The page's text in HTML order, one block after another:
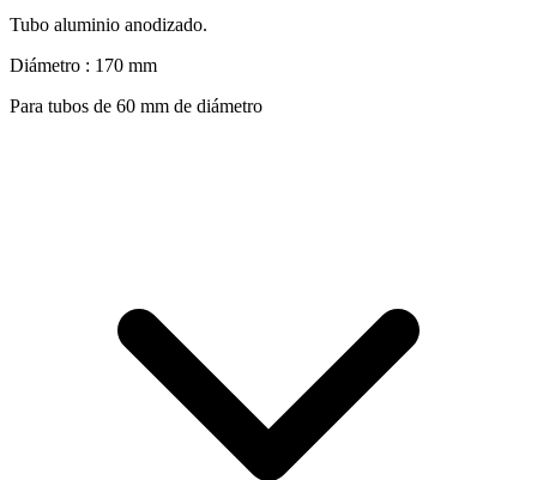
Tubo aluminio anodizado.
Diámetro : 170 mm
Para tubos de 60 mm de diámetro